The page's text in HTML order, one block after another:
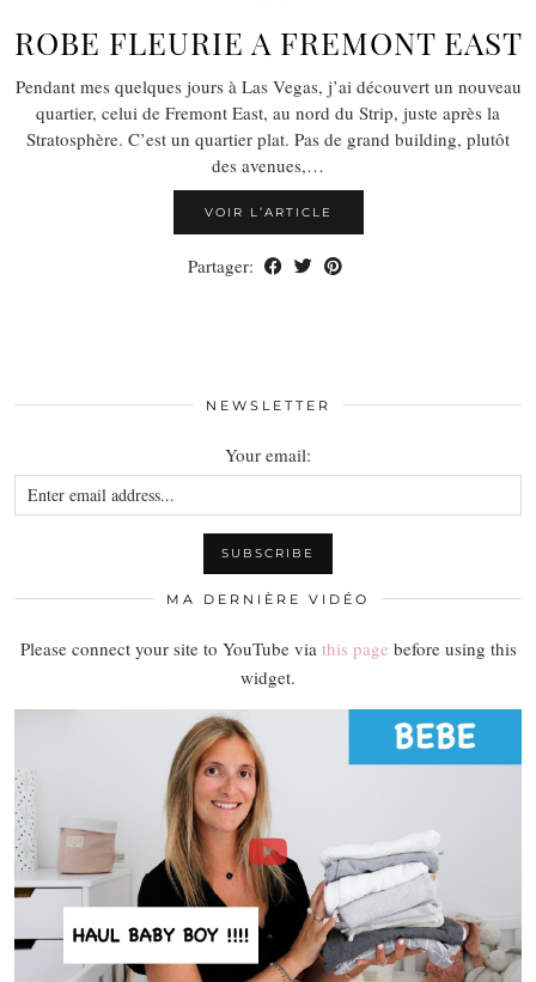
ROBE FLEURIE A FREMONT EAST
Pendant mes quelques jours à Las Vegas, j’ai découvert un nouveau
quartier, celui de Fremont East, au nord du Strip, juste après la
Stratosphère. C’est un quartier plat. Pas de grand building, plutôt
des avenues,…
VOIR L’ARTICLE
Partager:
NEWSLETTER
Your email:
MA DERNIÈRE VIDÉO
Please connect your site to YouTube via this page before using this
widget.